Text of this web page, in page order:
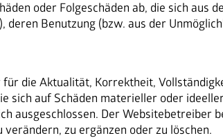
oder Folgeschäden ab, die sich aus
deren Benutzung (bzw. aus der
die Aktualität, Korrektheit,
sich auf Schäden materieller oder
ausgeschlossen. Der Websitebetreiber
zu ergänzen oder zu löschen.